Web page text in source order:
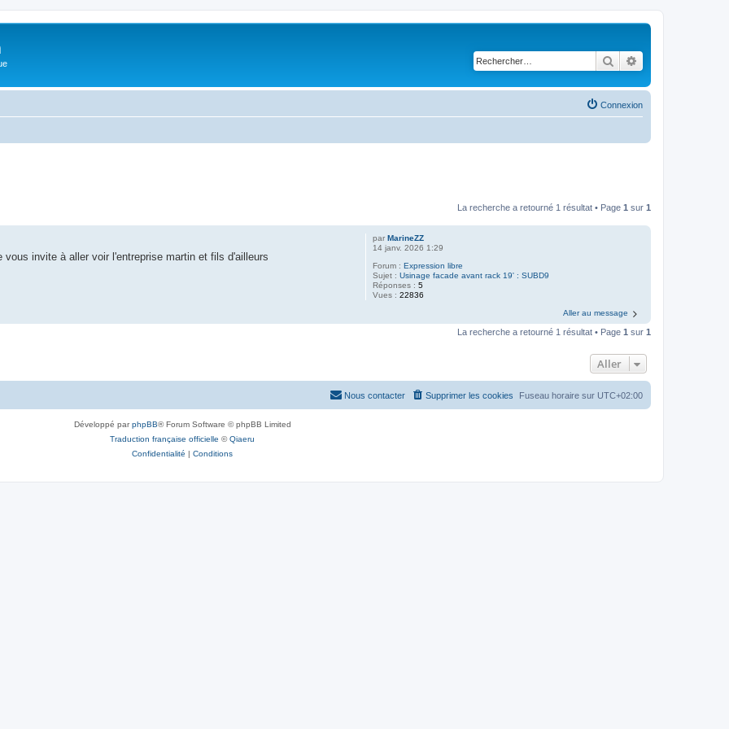
Rechercher
Connexion
La recherche a retourné 1 résultat • Page 1 sur 1
parMarineZZ
14 janv. 2026 1:29
Forum :Expression libre
Sujet :Usinage facade avant rack 19' : SUBD9
Réponses :5
Vues :22836
vous invite à aller voir l'entreprise martin et fils d'ailleurs
Aller au message
La recherche a retourné 1 résultat • Page 1 sur 1
Aller
Fuseau horaire sur UTC+02:00
Supprimer les cookies
Nous contacter
Développé parphpBB® Forum Software © phpBB Limited
Traduction française officielle ©Qiaeru
Confidentialité | Conditions